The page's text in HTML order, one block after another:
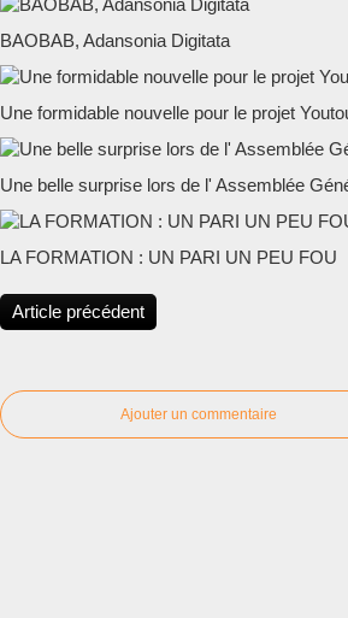
BAOBAB, Adansonia Digitata
Une formidable nouvelle pour le projet
Une belle surprise lors de l' Assemblée
LA FORMATION : UN PARI UN PEU FOU
Article précédent
Ajouter un commentaire